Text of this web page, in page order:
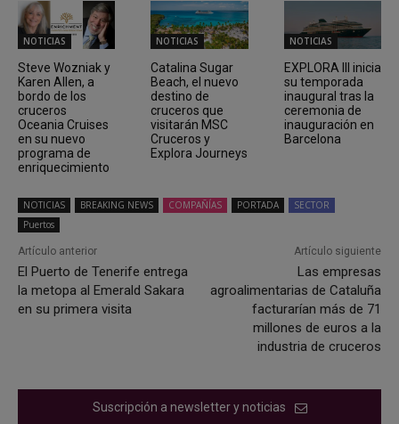
NOTICIAS
Steve Wozniak y
Karen Allen, a
bordo de los
cruceros
Oceania Cruises
en su nuevo
programa de
enriquecimiento
NOTICIAS
Catalina Sugar
Beach, el nuevo
destino de
cruceros que
visitarán MSC
Cruceros y
Explora Journeys
NOTICIAS
EXPLORA III inicia
su temporada
inaugural tras la
ceremonia de
inauguración en
Barcelona
NOTICIAS BREAKING NEWS COMPAÑÍAS PORTADA
SECTOR
Puertos
Artículo anterior
El Puerto de Tenerife entrega
la metopa al Emerald Sakara
en su primera visita
Artículo siguiente
Las empresas
agroalimentarias de Cataluña
facturarían más de 71
millones de euros a la
industria de cruceros
Suscripción a newsletter y noticias